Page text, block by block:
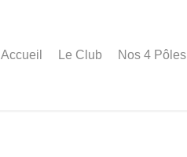
Accueil Le Club Nos 4 Pôles